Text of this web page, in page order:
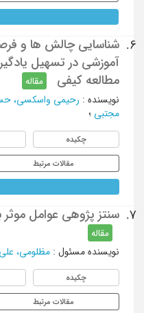
6.
آموزشی در
مطالعه کیفی
مقاله
نویسنده: رحیمی واسکسی،
مجتبی ؛
چکیده
مقالات مرتبط
7. سنتز پژوهی عوامل موثر
مقاله
نویسنده مسئول : مظلومی، علی
چکیده
مقالات مرتبط